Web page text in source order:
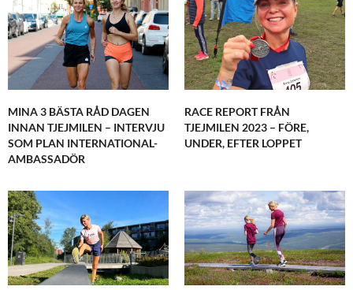
MINA 3 BÄSTA RÅD DAGEN
INNAN TJEJMILEN – INTERVJU
SOM PLAN INTERNATIONAL-
AMBASSADÖR
RACE REPORT FRÅN
TJEJMILEN 2023 – FÖRE,
UNDER, EFTER LOPPET